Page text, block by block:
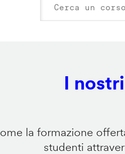
I
la formazione
studenti